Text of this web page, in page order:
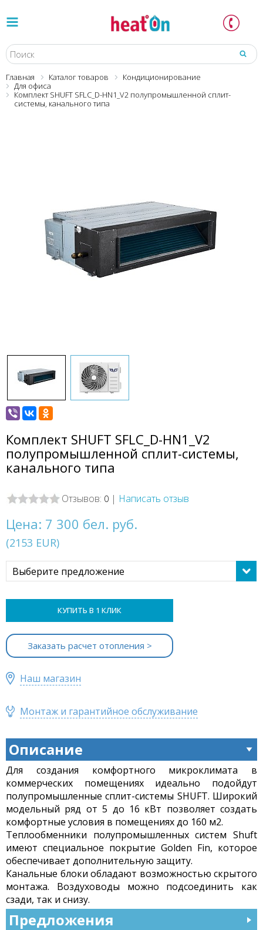
Главная Каталог товаров
Кондиционирование
Для офиса
Комплект SHUFT SFLC_D-HN1_V2 полупромышленной сплит-
системы, канального типа
Комплект SHUFT SFLC_D-HN1_V2
полупромышленной сплит-системы,
канального типа
Отзывов: 0 | Написать отзыв
Цена: 7 300 бел. руб.
(2153 EUR)
Выберите предложение
КУПИТЬ В 1 КЛИК
Заказать расчет отопления >
Наш магазин
Монтаж и гарантийное обслуживание
Описание
Для создания комфортного микроклимата в
коммерческих помещениях идеально подойдут
полупромышленные сплит-системы SHUFT. Широкий
модельный ряд от 5 до 16 кВт позволяет создать
комфортные условия в помещениях до 160 м2.
Теплообменники полупромышленных систем Shuft
имеют специальное покрытие Golden Fin, которое
обеспечивает дополнительную защиту.
Канальные блоки обладают возможностью скрытого
монтажа. Воздуховоды можно подсоединить как
сзади, так и снизу.
Предложения